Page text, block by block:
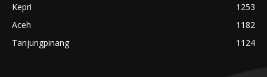
Kepri
1253
Aceh
1182
Tanjungpinang
1124